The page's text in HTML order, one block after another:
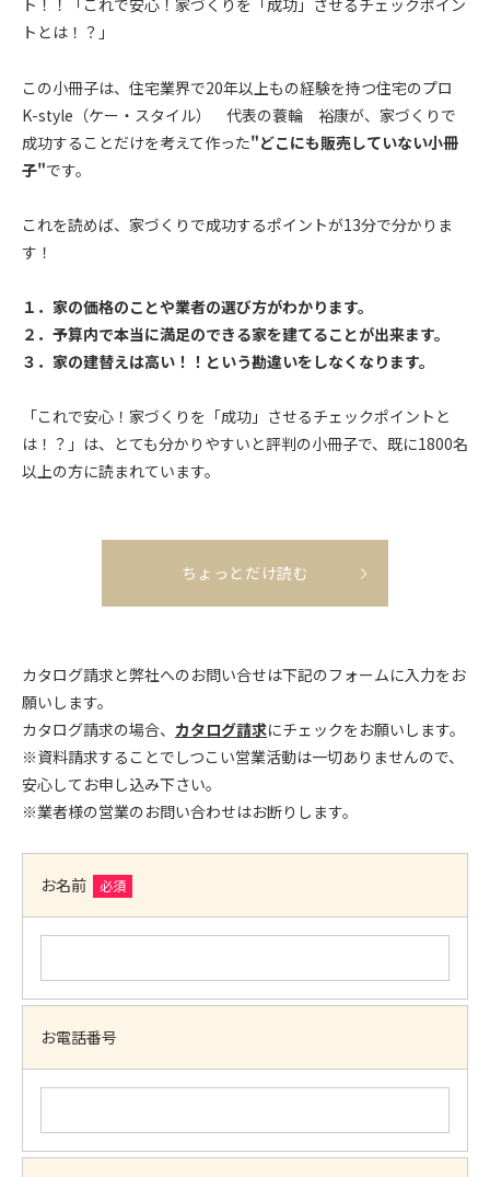
ト！！「これで安心！家づくりを「成功」させるチェックポイン
トとは！？」
この小冊子は、住宅業界で20年以上もの経験を持つ住宅のプロ
K-style（ケー・スタイル） 代表の蓑輪 裕康が、家づくりで
成功することだけを考えて作った"どこにも販売していない小冊
子"です。
これを読めば、家づくりで成功するポイントが13分で分かりま
す！
１．家の価格のことや業者の選び方がわかります。
２．予算内で本当に満足のできる家を建てることが出来ます。
３．家の建替えは高い！！という勘違いをしなくなります。
「これで安心！家づくりを「成功」させるチェックポイントと
は！？」は、とても分かりやすいと評判の小冊子で、既に1800名
以上の方に読まれています。
ちょっとだけ読む
カタログ請求と弊社へのお問い合せは下記のフォームに入力をお
願いします。
カタログ請求の場合、 カタログ請求にチェックをお願いします。
※資料請求することでしつこい営業活動は一切ありませんので、
安心してお申し込み下さい。
※業者様の営業のお問い合わせはお断りします。
お名前 必須
お電話番号